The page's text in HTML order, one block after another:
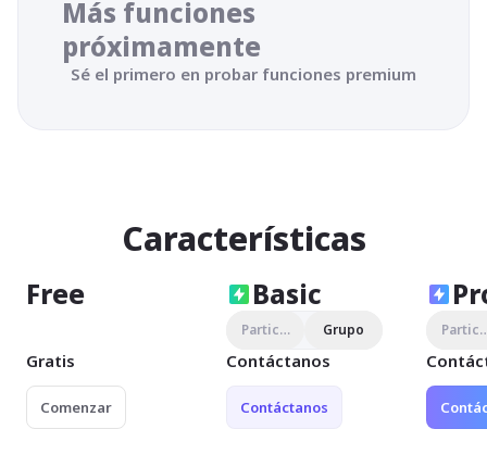
Más funciones
próximamente
Sé el primero en probar funciones premium
Características
Free
Gratis
Comenzar
Basic
Particular Grupo
Contáctanos
Contáctanos